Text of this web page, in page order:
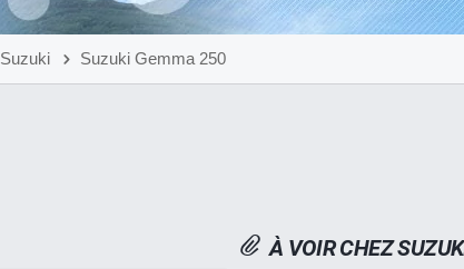
Suzuki Suzuki Gemma 250
À VOIR CHEZ